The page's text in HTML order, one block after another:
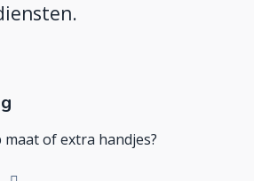
of extra handjes?